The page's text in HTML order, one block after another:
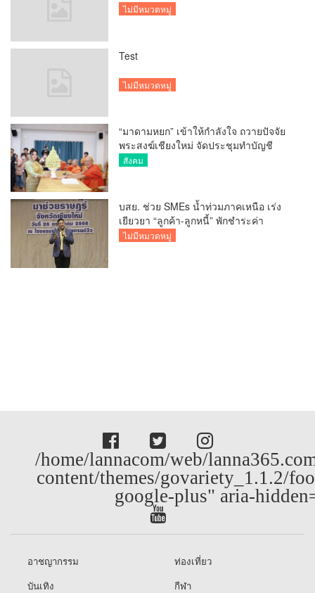
ไม่มีหมวดหมู่
Test
ไม่มีหมวดหมู่
“มาดามหยก” เข้าให้กำลังใจ ถวายปัจจัย
พระสงฆ์เชียงใหม่ จัดประชุมทำบัญชี
รายรับรายจ่ายของวัด กว่า 300 รูป ที่วัด
สังคม
บสย. ช่วย SMEs น้ำท่วมภาคเหนือ เร่ง
เยียวยา “ลูกค้า-ลูกหนี้” พักชำระค่า
ธรรมเนียม-ค่างวด
ไม่มีหมวดหมู่
/home/lannacom/web/
content/themes/govariety_1.1.2/
google-plus" aria-
อาชญากรรม
ท่องเที่ยว
บันเทิง
กีฬา